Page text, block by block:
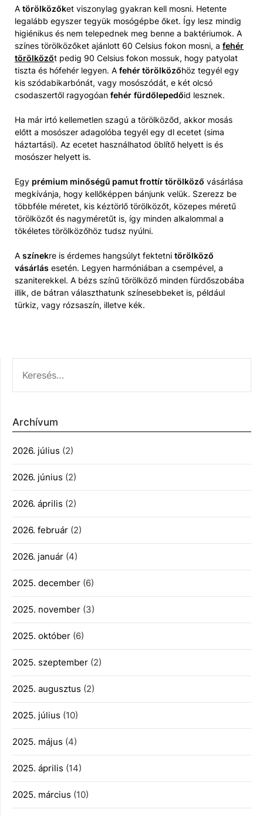
A törölközőket viszonylag gyakran kell mosni. Hetente
legalább egyszer tegyük mosógépbe őket. Így lesz mindig
higiénikus és nem telepednek meg benne a baktériumok. A
színes törölközőket ajánlott 60 Celsius fokon mosni, a fehér
törölközőt pedig 90 Celsius fokon mossuk, hogy patyolat
tiszta és hófehér legyen. A fehér törölközőhöz tegyél egy
kis szódabikarbónát, vagy mosószódát, e két olcsó
csodaszertől ragyogóan fehér fürdőlepedőid lesznek.
Ha már irtó kellemetlen szagú a törölköződ, akkor mosás
előtt a mosószer adagolóba tegyél egy dl ecetet (sima
háztartási). Az ecetet használhatod öblítő helyett is és
mosószer helyett is.
Egy prémium minőségű pamut frottír törölköző vásárlása
megkívánja, hogy kellőképpen bánjunk velük. Szerezz be
többféle méretet, kis kéztörlő törölközőt, közepes méretű
törölközőt és nagyméretűt is, így minden alkalommal a
tökéletes törölközőhöz tudsz nyúlni.
A színekre is érdemes hangsúlyt fektetni törölköző
vásárlás esetén. Legyen harmóniában a csempével, a
szaniterekkel. A bézs színű törölköző minden fürdőszobába
illik, de bátran választhatunk színesebbeket is, például
türkiz, vagy rózsaszín, illetve kék.
Archívum
2026. július (2)
2026. június (2)
2026. április (2)
2026. február (2)
2026. január (4)
2025. december (6)
2025. november (3)
2025. október (6)
2025. szeptember (2)
2025. augusztus (2)
2025. július (10)
2025. május (4)
2025. április (14)
2025. március (10)